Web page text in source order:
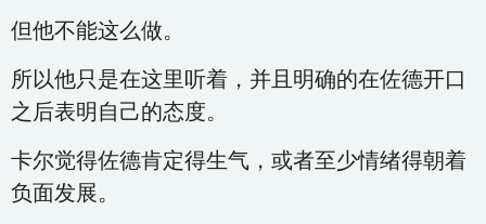
但他不能这么做。
所以他只是在这里听着，并且明确的在佐德开口
之后表明自己的态度。
卡尔觉得佐德肯定得生气，或者至少情绪得朝着
负面发展。